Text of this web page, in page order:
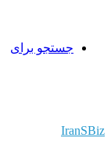
جستجو برای
IranSBiz